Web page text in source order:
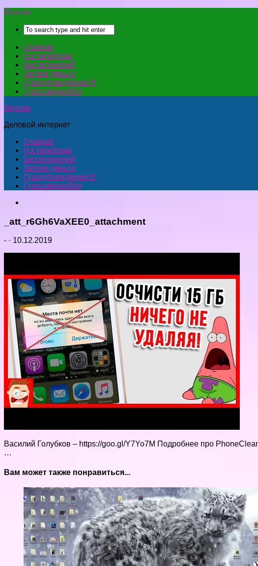
Верняк
Главная
На телефоне
Без вложений
Легкие деньги
Предупреждение !!!
Присоединяйся
Верняк
Деловой интернет
Главная
На телефоне
Без вложений
Легкие деньги
Предупреждение !!!
Присоединяйся
_att_r6Gh6VaXEE0_attachment
- · 10.12.2019
Василий Голубков – https://goo.gl/Y7Yo7M Подробнее про
…
Вам может также понравиться...